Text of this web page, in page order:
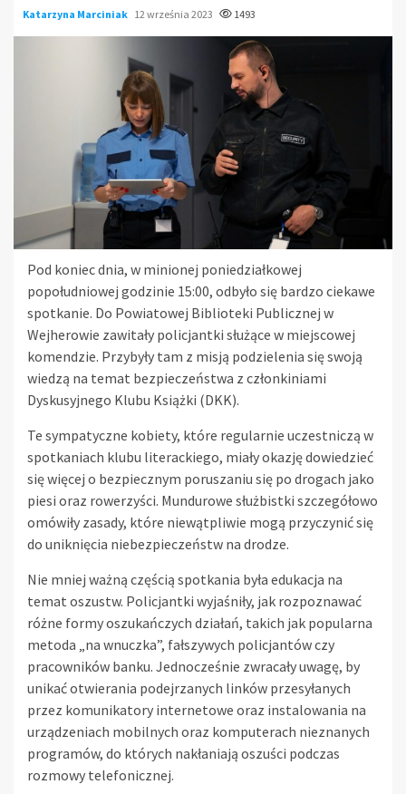
Katarzyna Marciniak 12 września 2023 1493
Pod koniec dnia, w minionej poniedziałkowej
popołudniowej godzinie 15:00, odbyło się bardzo ciekawe
spotkanie. Do Powiatowej Biblioteki Publicznej w
Wejherowie zawitały policjantki służące w miejscowej
komendzie. Przybyły tam z misją podzielenia się swoją
wiedzą na temat bezpieczeństwa z członkiniami
Dyskusyjnego Klubu Książki (DKK).
Te sympatyczne kobiety, które regularnie uczestniczą w
spotkaniach klubu literackiego, miały okazję dowiedzieć
się więcej o bezpiecznym poruszaniu się po drogach jako
piesi oraz rowerzyści. Mundurowe służbistki szczegółowo
omówiły zasady, które niewątpliwie mogą przyczynić się
do uniknięcia niebezpieczeństw na drodze.
Nie mniej ważną częścią spotkania była edukacja na
temat oszustw. Policjantki wyjaśniły, jak rozpoznawać
różne formy oszukańczych działań, takich jak popularna
metoda „na wnuczka”, fałszywych policjantów czy
pracowników banku. Jednocześnie zwracały uwagę, by
unikać otwierania podejrzanych linków przesyłanych
przez komunikatory internetowe oraz instalowania na
urządzeniach mobilnych oraz komputerach nieznanych
programów, do których nakłaniają oszuści podczas
rozmowy telefonicznej.